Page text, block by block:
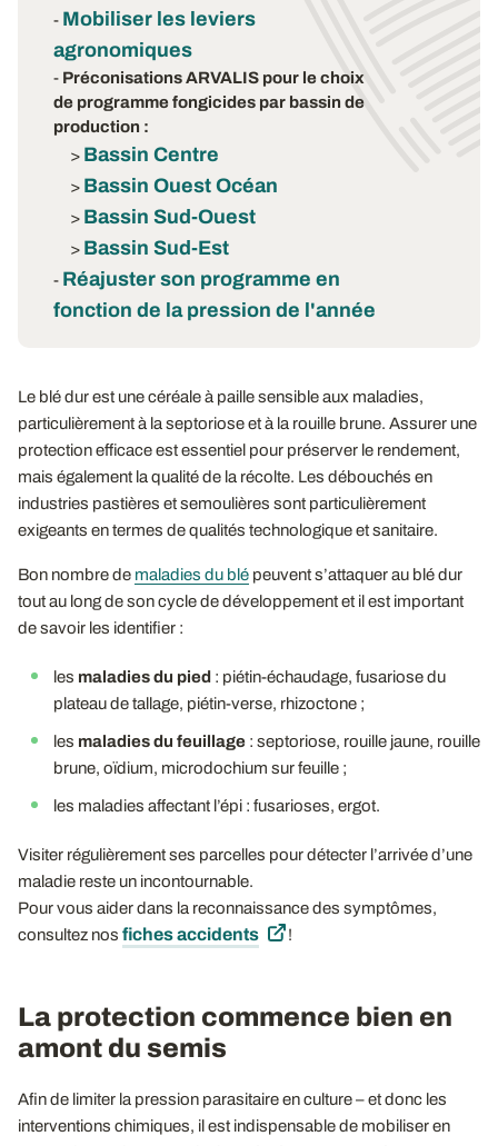
- Mobiliser les leviers
agronomiques
- Préconisations ARVALIS pour le choix
de programme fongicides par bassin de
production :
> Bassin Centre
> Bassin Ouest Océan
> Bassin Sud-Ouest
> Bassin Sud-Est
- Réajuster son programme en
fonction de la pression de l'année
Le blé dur est une céréale à paille sensible aux maladies,
particulièrement à la septoriose et à la rouille brune. Assurer une
protection efficace est essentiel pour préserver le rendement,
mais également la qualité de la récolte. Les débouchés en
industries pastières et semoulières sont particulièrement
exigeants en termes de qualités technologique et sanitaire.
Bon nombre de maladies du blé peuvent s’attaquer au blé dur
tout au long de son cycle de développement et il est important
de savoir les identifier :
les maladies du pied : piétin-échaudage, fusariose du
plateau de tallage, piétin-verse, rhizoctone ;
les maladies du feuillage : septoriose, rouille jaune, rouille
brune, oïdium, microdochium sur feuille ;
les maladies affectant l’épi : fusarioses, ergot.
Visiter régulièrement ses parcelles pour détecter l’arrivée d’une
maladie reste un incontournable.
Pour vous aider dans la reconnaissance des symptômes,
consultez nos fiches accidents !
La protection commence bien en
amont du semis
Afin de limiter la pression parasitaire en culture – et donc les
interventions chimiques, il est indispensable de mobiliser en